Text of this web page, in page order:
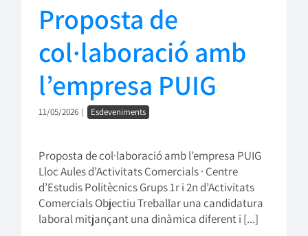
Proposta de
col·laboració amb
l’empresa PUIG
11/05/2026 | Esdeveniments
Proposta de col·laboració amb l’empresa PUIG
Lloc Aules d’Activitats Comercials · Centre
d’Estudis Politècnics Grups 1r i 2n d’Activitats
Comercials Objectiu Treballar una candidatura
laboral mitjançant una dinàmica diferent i [...]